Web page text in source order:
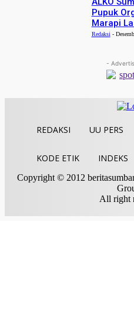
Pupuk
Marapi
Redaksi -
-
REDAKSI UU PERS
KODE ETIK INDEKS
Copyright © 2012
All right